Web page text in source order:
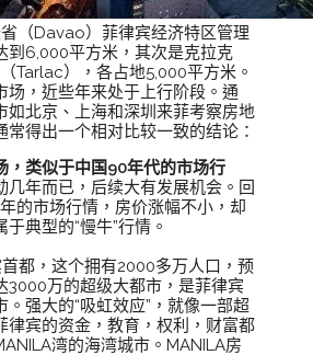
（Davao）菲律宾经济特区管理
到6,000平方米，其次是克拉克
Tarlac），各占地5,000平方米。
场，近些年来处于上行阶段。通
如北京、上海和深圳来菲考察房地
常得出一个相对比较一致的结论：
，类似于中国90年代的市场行
几年而已，后续大有发展机会。回
的市场行情，房价涨幅不小，却
典型的“慢牛”行情。
都，这个拥有2000多万人口，预
3000万的超级大都市，是菲律宾
。强大的“吸虹效应”，就像一部超
律宾的资金，教育，权利，财富都
湾的海湾城市。MANILA房